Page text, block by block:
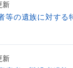
新
等の遺族に対する
新